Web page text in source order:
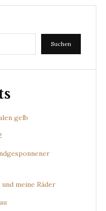
Suchen
gelb
meine Räder